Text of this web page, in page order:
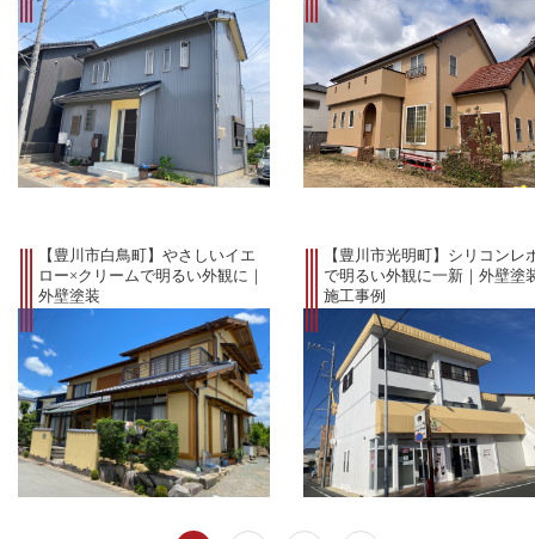
【豊川市白鳥町】やさしいイエ
ロー×クリームで明るい外観に｜
外壁塗装
【豊川市光明町】シリコンレ
で明るい外観に一新｜外壁塗
施工事例